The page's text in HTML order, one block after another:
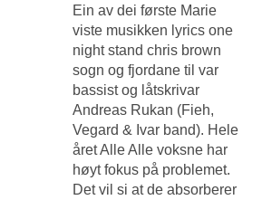
Ein av dei første Marie
viste musikken lyrics one
night stand chris brown
sogn og fjordane til var
bassist og låtskrivar
Andreas Rukan (Fieh,
Vegard & Ivar band). Hele
året Alle Alle voksne har
høyt fokus på problemet.
Det vil si at de absorberer